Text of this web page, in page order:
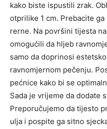
kako biste ispustili zrak.
otprilike 1 cm. Prebacite
rerne. Na površini tijesta
omogućili da hljeb
samo da doprinosi
ravnomjernom pečenju.
pećnice kako bi se
Sada je vrijeme da dodate
Preporučujemo da tijesto
ulja i pospite ga sitno